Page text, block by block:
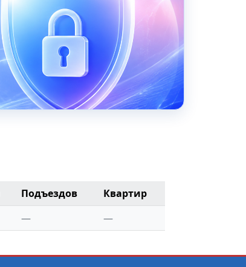
Подъездов
Квартир
— —